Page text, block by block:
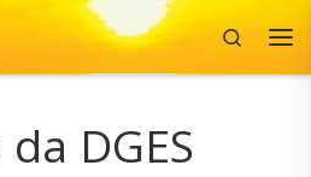
Search
DGES